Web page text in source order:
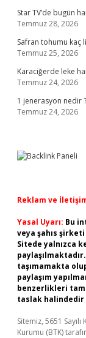
Star TV’de bugün
Temmuz 28, 2026
Safran tohumu kaç
Temmuz 25, 2026
Karaciğerde leke
Temmuz 24, 2026
1 jenerasyon nedir ?
Temmuz 24, 2026
Reklam ve
Yasal Uyarı: Bu
veya şahıs
Sitede yalnızca
taşımamakta
paylaşım
benzerlikleri
taslak halindedir
Sitemiz, 5651
Kurumu (BTK)